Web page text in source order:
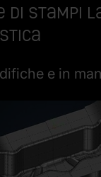
di stampi
e in